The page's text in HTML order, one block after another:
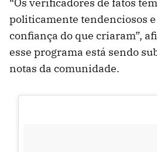
“Os verificadores de fatos
politicamente tendenciosos
confiança do que criaram”,
esse programa está sendo
notas da comunidade.